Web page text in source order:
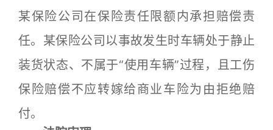
某保险公司在保险责任限额内承担赔偿责
任。某保险公司以事故发生时车辆处于静止
装货状态、不属于“使用车辆”过程，且工伤
保险赔偿不应转嫁给商业车险为由拒绝赔
付。